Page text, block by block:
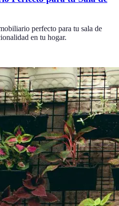
perfecto para tu sala de
en tu hogar.